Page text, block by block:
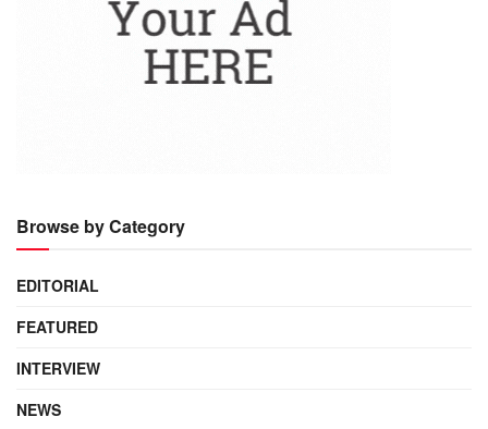
Browse by Category
EDITORIAL
FEATURED
INTERVIEW
NEWS